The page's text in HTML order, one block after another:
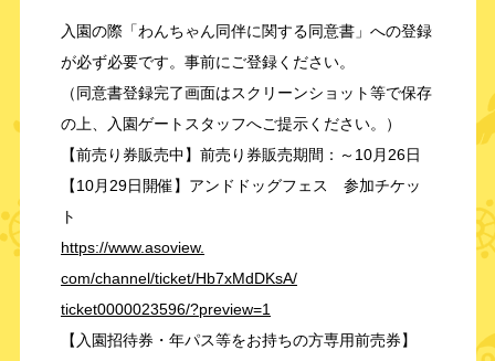
入園の際「わんちゃん同伴に関する同意書」への登録
が必ず必要です。事前にご登録ください。
（同意書登録完了画面はスクリーンショット等で保存
の上、入園ゲートスタッフへご提示ください。）
【前売り券販売中】前売り券販売期間：～10月26日
【10月29日開催】アンドドッグフェス 参加チケッ
ト
https://www.asoview.
com/channel/ticket/Hb7xMdDKsA/
ticket0000023596/?preview=1
【入園招待券・年パス等をお持ちの方専用前売券】